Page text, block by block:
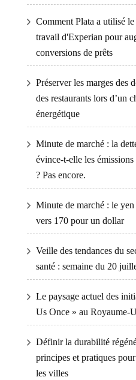
Comment Plata a utilisé
travail d'Experian pour
conversions de prêts
Préserver les marges des
des restaurants lors d’un
énergétique
Minute de marché : la
évince-t-elle les émissions
? Pas encore.
Minute de marché : le yen
vers 170 pour un dollar
Veille des tendances du
santé : semaine du 20
Le paysage actuel des
Us Once » au Royaume-
Définir la durabilité
principes et pratiques
les villes